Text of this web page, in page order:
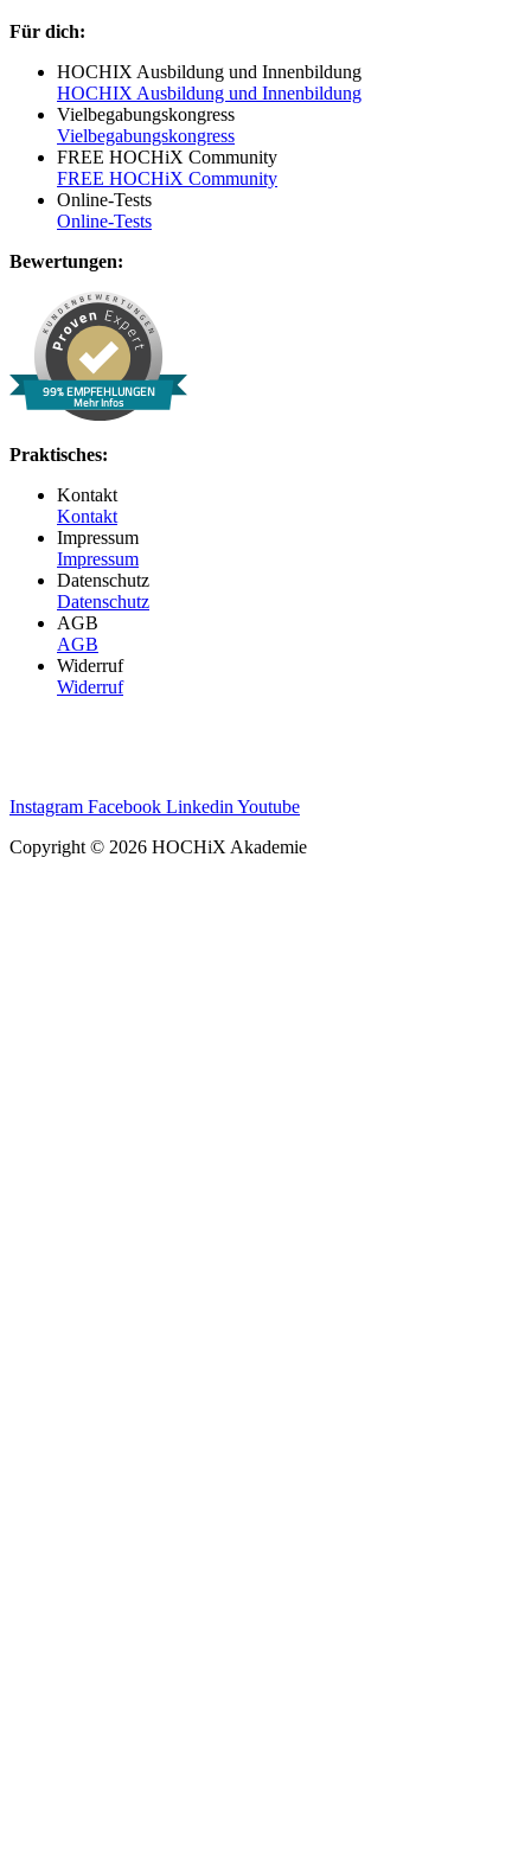
Für dich:
HOCHIX Ausbildung und Innenbildung
HOCHIX Ausbildung und Innenbildung
Vielbegabungskongress
Vielbegabungskongress
FREE HOCHiX Community
FREE HOCHiX Community
Online-Tests
Online-Tests
Bewertungen:
99% EMPFEHLUNGEN
Mehr Infos
Praktisches:
Kontakt
Kontakt
Impressum
Impressum
Datenschutz
Datenschutz
AGB
AGB
Widerruf
Widerruf
Instagram Facebook Linkedin Youtube
Copyright © 2026 HOCHiX Akademie